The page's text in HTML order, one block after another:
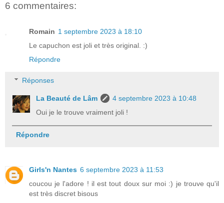
6 commentaires:
Romain 1 septembre 2023 à 18:10
Le capuchon est joli et très original. :)
Répondre
Réponses
La Beauté de Lâm
4 septembre 2023 à 10:48
Oui je le trouve vraiment joli !
Répondre
Girls'n Nantes 6 septembre 2023 à 11:53
coucou je l'adore ! il est tout doux sur moi :) je trouve qu'il
est très discret bisous